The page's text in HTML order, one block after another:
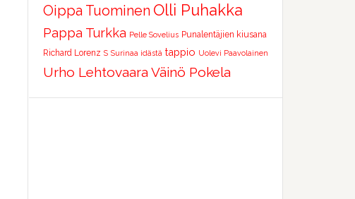
Oippa Tuominen Olli Puhakka
Pappa Turkka Pelle Sovelius Punalentäjien kiusana
Richard Lorenz S Surinaa idästä tappio Uolevi Paavolainen
Urho Lehtovaara Väinö Pokela